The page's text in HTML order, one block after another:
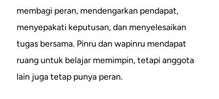
membagi peran, mendengarkan pendapat,
menyepakati keputusan, dan menyelesaikan
tugas bersama. Pinru dan wapinru mendapat
ruang untuk belajar memimpin, tetapi anggota
lain juga tetap punya peran.